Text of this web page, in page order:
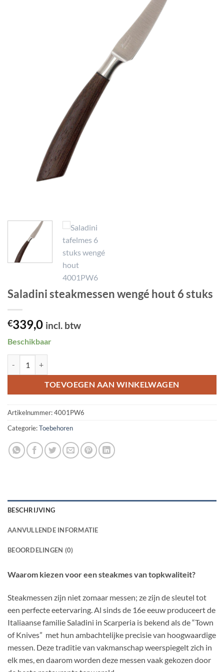
Saladini steakmessen wengé hout 6 stuks
€339,0 incl. btw
Beschikbaar
TOEVOEGEN AAN WINKELWAGEN
Artikelnummer:4001PW6
Categorie:Toebehoren
BESCHRIJVING
AANVULLENDE INFORMATIE
BEOORDELINGEN (0)
Waarom kiezen voor een steakmes van topkwaliteit?
Steakmessen zijn niet zomaar messen; ze zijn de sleutel tot
een perfecte eetervaring. Al sinds de 16e eeuw produceert de
Italiaanse familie Saladini in Scarperia is bekend als de “Town
of Knives” met hun ambachtelijke precisie van hoogwaardige
messen. Deze traditie van vakmanschap weerspiegelt zich in
elk mes, en daarom worden deze messen vaak gekozen door